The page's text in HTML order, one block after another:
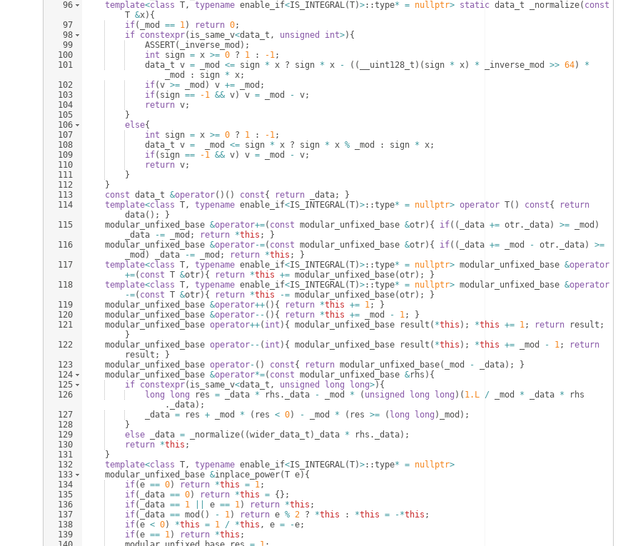
96
97
98
99
100
101
102
103
104
105
106
107
108
109
110
111
112
113
114
115
116
117
118
119
120
121
122
123
124
125
126
127
128
129
130
131
132
133
134
135
136
137
138
139
template<class T, typename enable_if<IS_INTEGRAL(T)>::type* = nullptr> static data_t _normalize( const
T &x) {
if( _mod == 1) return 0;
if constexpr( is_same_v<data_t , unsigned int>) {
ASSERT( _inverse_mod ) ;
int
sign = x >= 0 ? 1 : -1;
data_t v = _mod <= sign * x ? sign * x - (( __uint128_t ) ( sign * x) * _inverse_mod >> 64)
*
_mod
: sign * x;
if(v >= _mod ) v += _mod ;
if( sign == -1 && v) v = _mod - v;
return v;
}
else{
int
sign = x >= 0 ? 1 : -1;
data_t v = _mod <= sign * x ? sign * x % _mod : sign * x;
if( sign == -1 && v) v = _mod - v;
return v;
}
}
const data_t &operator( ) ( ) const{ return _data;
}
template<class T, typename enable_if<IS_INTEGRAL(T)>::type* = nullptr> operator T( ) const{
return
data( ) ;
}
modular_unfixed_base &operator+=( const modular_unfixed_base &otr) { if(( _data += otr. _data) >= _mod )
_data
-= _mod ; return *this ;
}
modular_unfixed_base &operator-=( const modular_unfixed_base &otr) { if(( _data += _mod - otr. _data)
>=
_mod ) _data -= _mod ; return *this ;
}
template<class T, typename enable_if<IS_INTEGRAL(T)>::type* = nullptr> modular_unfixed_base &operator
+=( const T &otr) { return *this += modular_unfixed_base(otr) ;
}
template<class T, typename enable_if<IS_INTEGRAL(T)>::type* = nullptr> modular_unfixed_base &operator
-=( const T &otr) { return *this -= modular_unfixed_base(otr) ;
}
modular_unfixed_base &operator++( ) { return *this += 1;
}
modular_unfixed_base &operator-- ( ) { return *this += _mod - 1;
}
modular_unfixed_base operator++( int ) { modular_unfixed_base result ( *this ) ; *this += 1; return result ;
}
modular_unfixed_base operator-- ( int ) { modular_unfixed_base result ( *this ) ; *this += _mod - 1;
return
result ;
}
modular_unfixed_base operator- ( ) const{ return modular_unfixed_base( _mod - _data) ;
}
modular_unfixed_base &operator*=( const modular_unfixed_base &rhs ) {
if constexpr( is_same_v<data_t , unsigned long long>) {
long
long res = _data * rhs . _data - _mod * ( unsigned long long ) ( 1.L / _mod * _data *
rhs
.
_data) ;
_data = res + _mod * ( res < 0) - _mod * ( res >= ( long long ) _mod ) ;
}
else
_data = _normalize((wider_data_t ) _data * rhs . _data) ;
return *this ;
}
template<class T, typename enable_if<IS_INTEGRAL(T)>::type* = nullptr>
modular_unfixed_base &inplace_power(T e) {
if(e == 0) return *this = 1;
if( _data == 0) return *this = { } ;
if( _data == 1 e == 1) return *this ;
if( _data == mod ( ) - 1) return e % 2 ? *this : *this = -*this ;
if(e < 0) *this = 1 / *this , e = -e;
if(e == 1) return *this ;